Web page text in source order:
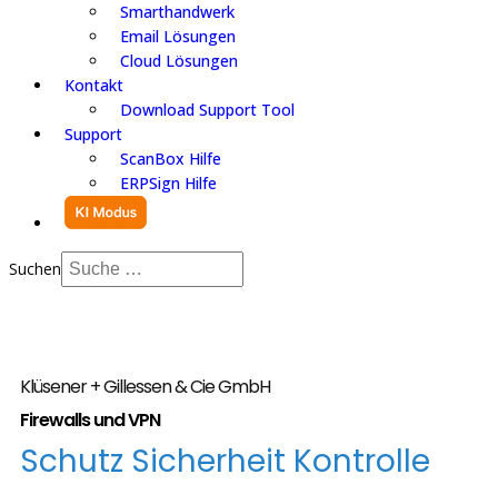
Smarthandwerk
Email Lösungen
Cloud Lösungen
Kontakt
Download Support Tool
Support
ScanBox Hilfe
ERPSign Hilfe
Suchen
Klüsener + Gillessen & Cie GmbH
Firewalls und VPN
Schutz Sicherheit Kontrolle